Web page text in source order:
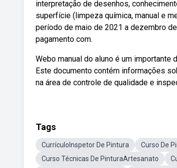
interpretação de desenhos,
superfície (limpeza química, manual e
período de maio de 2021 a dezembro
pagamento com.
Webo manual do aluno é um
Este documento contém informações
na área de controle de qualidade e
Tags
CurrículoInspetor De Pintura Curso De
Curso Técnicas De PinturaArtesanato